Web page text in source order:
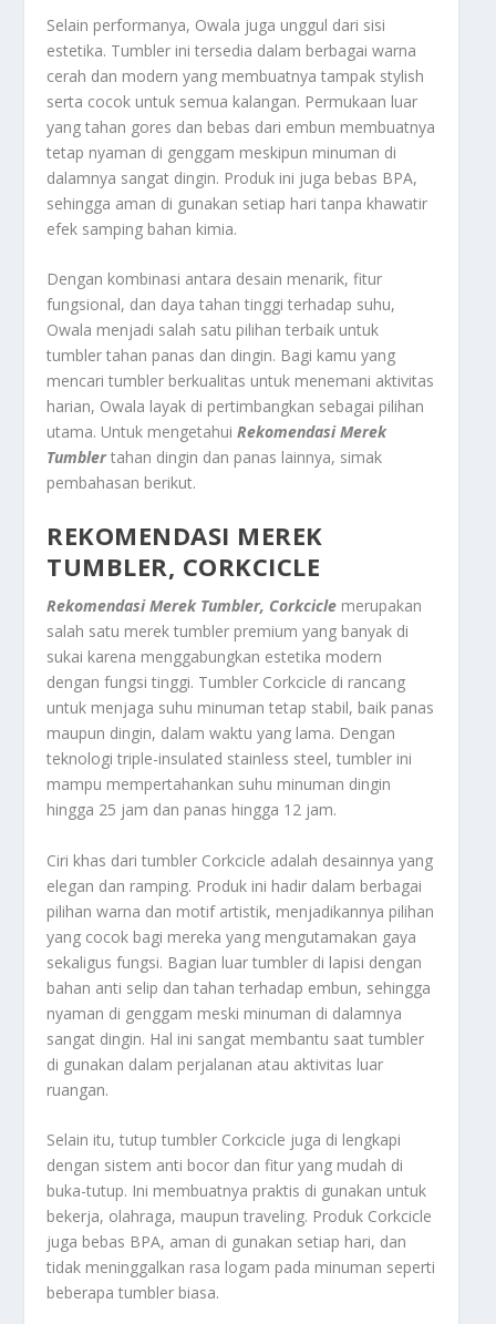
Selain performanya, Owala juga unggul dari sisi
estetika. Tumbler ini tersedia dalam berbagai warna
cerah dan modern yang membuatnya tampak stylish
serta cocok untuk semua kalangan. Permukaan luar
yang tahan gores dan bebas dari embun membuatnya
tetap nyaman di genggam meskipun minuman di
dalamnya sangat dingin. Produk ini juga bebas BPA,
sehingga aman di gunakan setiap hari tanpa khawatir
efek samping bahan kimia.
Dengan kombinasi antara desain menarik, fitur
fungsional, dan daya tahan tinggi terhadap suhu,
Owala menjadi salah satu pilihan terbaik untuk
tumbler tahan panas dan dingin. Bagi kamu yang
mencari tumbler berkualitas untuk menemani aktivitas
harian, Owala layak di pertimbangkan sebagai pilihan
utama. Untuk mengetahuiRekomendasi Merek
Tumblertahan dingin dan panas lainnya, simak
pembahasan berikut.
REKOMENDASI MEREK
TUMBLER, CORKCICLE
Rekomendasi Merek Tumbler, Corkcicle merupakan
salah satu merek tumbler premium yang banyak di
sukai karena menggabungkan estetika modern
dengan fungsi tinggi. Tumbler Corkcicle di rancang
untuk menjaga suhu minuman tetap stabil, baik panas
maupun dingin, dalam waktu yang lama. Dengan
teknologi triple-insulated stainless steel, tumbler ini
mampu mempertahankan suhu minuman dingin
hingga 25 jam dan panas hingga 12 jam.
Ciri khas dari tumbler Corkcicle adalah desainnya yang
elegan dan ramping. Produk ini hadir dalam berbagai
pilihan warna dan motif artistik, menjadikannya pilihan
yang cocok bagi mereka yang mengutamakan gaya
sekaligus fungsi. Bagian luar tumbler di lapisi dengan
bahan anti selip dan tahan terhadap embun, sehingga
nyaman di genggam meski minuman di dalamnya
sangat dingin. Hal ini sangat membantu saat tumbler
di gunakan dalam perjalanan atau aktivitas luar
ruangan.
Selain itu, tutup tumbler Corkcicle juga di lengkapi
dengan sistem anti bocor dan fitur yang mudah di
buka-tutup. Ini membuatnya praktis di gunakan untuk
bekerja, olahraga, maupun traveling. Produk Corkcicle
juga bebas BPA, aman di gunakan setiap hari, dan
tidak meninggalkan rasa logam pada minuman seperti
beberapa tumbler biasa.